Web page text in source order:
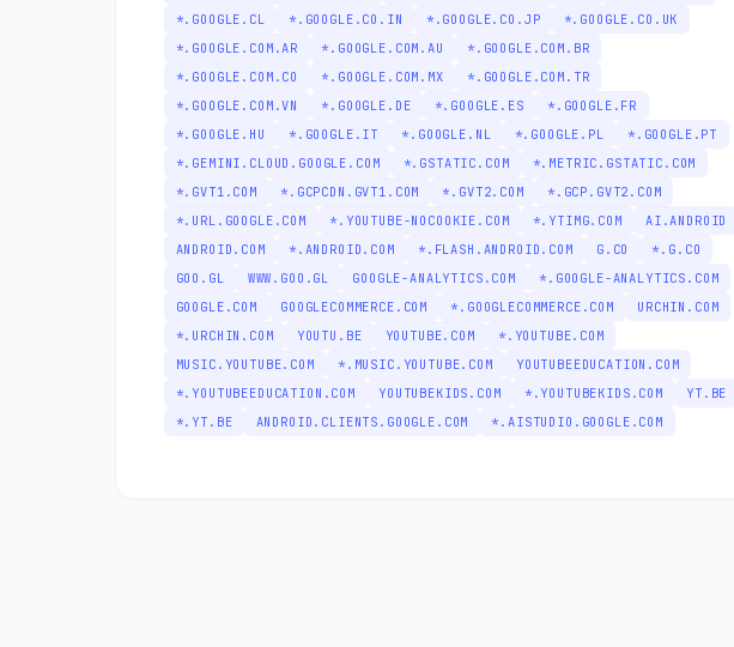
*.GOOGLE.CL
*.GOOGLE.CO.IN *.GOOGLE.CO.JP
*.GOOGLE.CO.UK
*.GOOGLE.COM.AR
*.GOOGLE.COM.AU
*.GOOGLE.COM.BR
*.GOOGLE.COM.CO
*.GOOGLE.COM.MX
*.GOOGLE.COM.TR
*.GOOGLE.COM.VN
*.GOOGLE.DE *.GOOGLE.ES
*.GOOGLE.FR
*.GOOGLE.HU
*.GOOGLE.IT *.GOOGLE.NL *.GOOGLE.PL
*.GOOGLE.PT
*.GEMINI.CLOUD.GOOGLE.COM
*.GSTATIC.COM
*.METRIC.GSTATIC.COM
*.GVT1.COM
*.GCPCDN.GVT1.COM *.GVT2.COM
*.GCP.GVT2.COM
*.URL.GOOGLE.COM
*.YOUTUBE-NOCOOKIE.COM *.YTIMG.COM
AI.ANDROID
ANDROID.COM
*.ANDROID.COM *.FLASH.ANDROID.COM G.CO
*.G.CO
GOO.GL
WWW.GOO.GL GOOGLE-ANALYTICS.COM
*.GOOGLE-ANALYTICS.COM
GOOGLE.COM
GOOGLECOMMERCE.COM *.GOOGLECOMMERCE.COM
URCHIN.COM
*.URCHIN.COM
YOUTU.BE YOUTUBE.COM
*.YOUTUBE.COM
MUSIC.YOUTUBE.COM
*.MUSIC.YOUTUBE.COM
YOUTUBEEDUCATION.COM
*.YOUTUBEEDUCATION.COM
YOUTUBEKIDS.COM *.YOUTUBEKIDS.COM
YT.BE
*.YT.BE
ANDROID.CLIENTS.GOOGLE.COM *.AISTUDIO.GOOGLE.COM